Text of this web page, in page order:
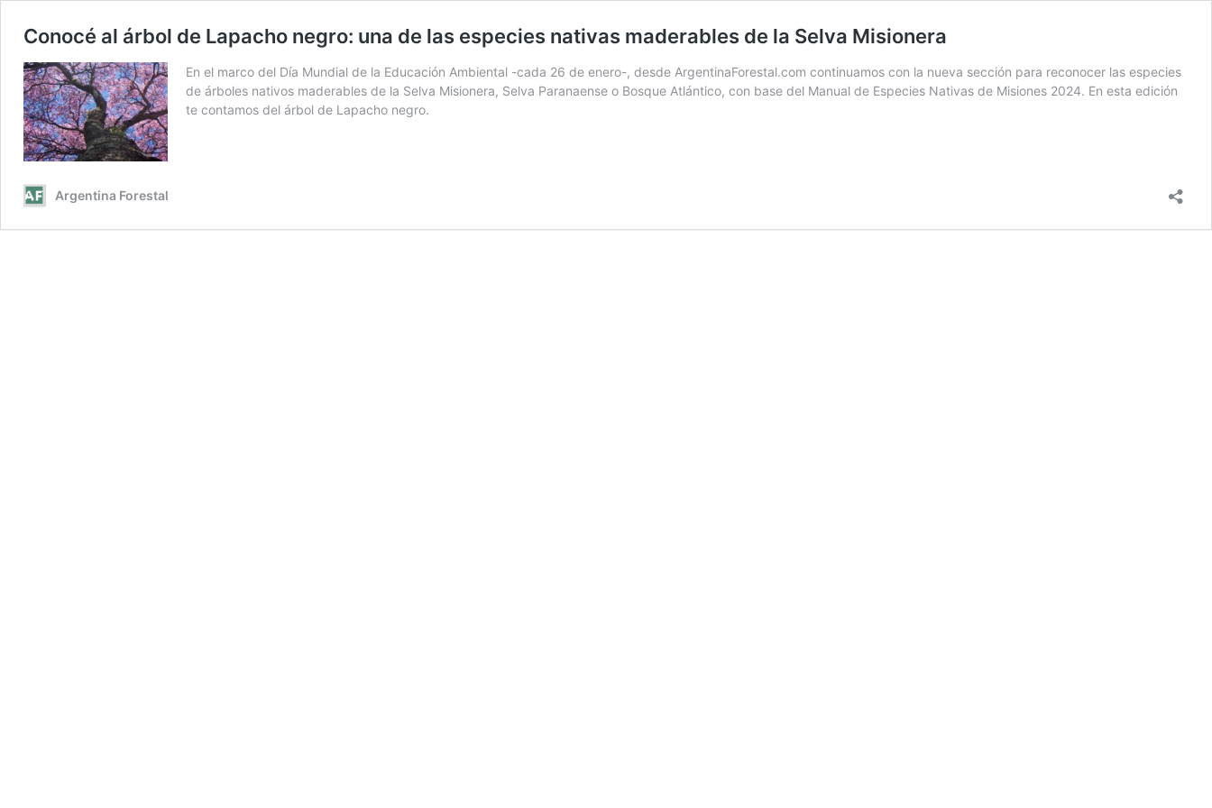
Conocé al árbol de Lapacho negro: una de las especies nativas maderables de la Selva Misionera
En el marco del Día Mundial de la Educación Ambiental -cada 26 de enero-, desde ArgentinaForestal.com continuamos con la nueva sección para reconocer las especies
de árboles nativos maderables de la Selva Misionera, Selva Paranaense o Bosque Atlántico, con base del Manual de Especies Nativas de Misiones 2024. En esta edición
te contamos del árbol de Lapacho negro.
Argentina Forestal